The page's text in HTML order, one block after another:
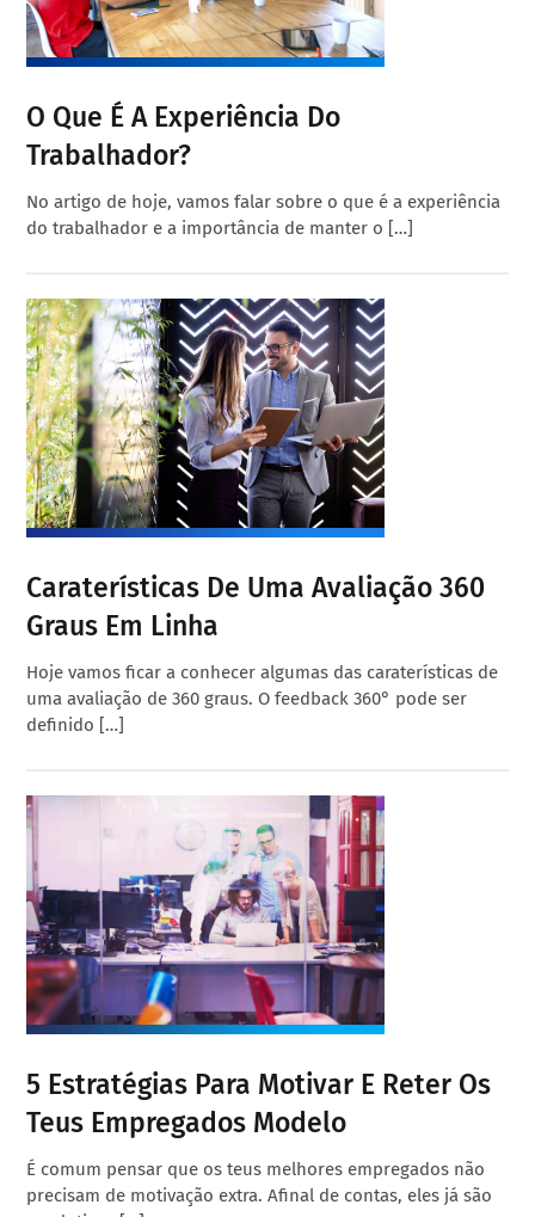
O Que É A Experiência Do
Trabalhador?
No artigo de hoje, vamos falar sobre o que é a experiência
do trabalhador e a importância de manter o […]
Caraterísticas De Uma Avaliação 360
Graus Em Linha
Hoje vamos ficar a conhecer algumas das caraterísticas de
uma avaliação de 360 graus. O feedback 360° pode ser
definido […]
5 Estratégias Para Motivar E Reter Os
Teus Empregados Modelo
É comum pensar que os teus melhores empregados não
precisam de motivação extra. Afinal de contas, eles já são